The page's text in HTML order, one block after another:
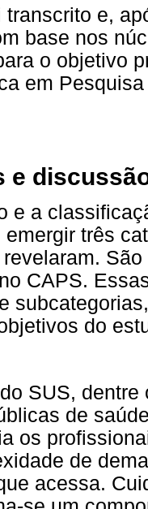
transcrito e,
base nos
o objetivo
em
e
e a
três
CAPS.
do
SUS,
de
os
de
acessa.